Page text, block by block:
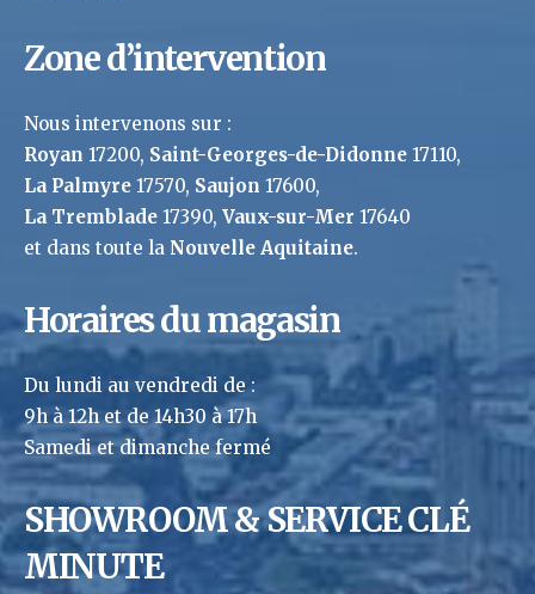
Zone d’intervention
Nous intervenons sur :
Royan 17200, Saint-Georges-de-Didonne 17110,
La Palmyre 17570, Saujon 17600,
La Tremblade 17390, Vaux-sur-Mer 17640
et dans toute la Nouvelle Aquitaine.
Horaires du magasin
Du lundi au vendredi de :
9h à 12h et de 14h30 à 17h
Samedi et dimanche fermé
SHOWROOM & SERVICE CLÉ
MINUTE